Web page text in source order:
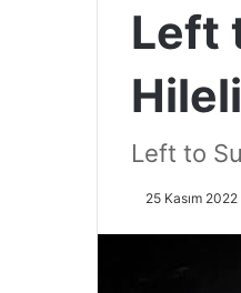
Left
Left to
25 Kasım 2022